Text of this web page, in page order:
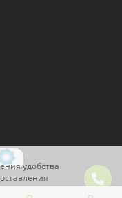
удобства